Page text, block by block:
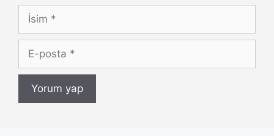
İsim
posta